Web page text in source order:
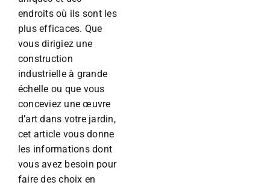
endroits où ils sont les
plus efficaces. Que
vous dirigiez une
construction
industrielle à grande
échelle ou que vous
conceviez une œuvre
d’art dans votre jardin,
cet article vous donne
les informations dont
vous avez besoin pour
faire des choix en